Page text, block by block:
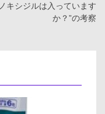
ノキシジルは入っています
か？”の考察